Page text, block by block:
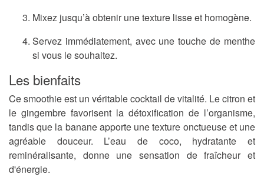
Mixez jusqu’à obtenir une texture lisse et homogène.
Servez immédiatement, avec une touche de menthe
si vous le souhaitez.
Les bienfaits
Ce smoothie est un véritable cocktail de vitalité. Le citron et
le gingembre favorisent la détoxification de l’organisme,
tandis que la banane apporte une texture onctueuse et une
agréable douceur. L’eau de coco, hydratante et
reminéralisante, donne une sensation de fraîcheur et
d'énergie.